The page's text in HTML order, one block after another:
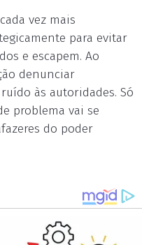
vez mais
para evitar
e escapem. Ao
denunciar
às autoridades. Só
problema vai se
do poder